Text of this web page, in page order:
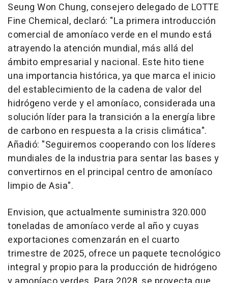
Seung Won Chung, consejero delegado de LOTTE
Fine Chemical, declaró: "La primera introducción
comercial de amoníaco verde en el mundo está
atrayendo la atención mundial, más allá del
ámbito empresarial y nacional. Este hito tiene
una importancia histórica, ya que marca el inicio
del establecimiento de la cadena de valor del
hidrógeno verde y el amoníaco, considerada una
solución líder para la transición a la energía libre
de carbono en respuesta a la crisis climática".
Añadió: "Seguiremos cooperando con los líderes
mundiales de la industria para sentar las bases y
convertirnos en el principal centro de amoníaco
limpio de Asia".
Envision, que actualmente suministra 320.000
toneladas de amoníaco verde al año y cuyas
exportaciones comenzarán en el cuarto
trimestre de 2025, ofrece un paquete tecnológico
integral y propio para la producción de hidrógeno